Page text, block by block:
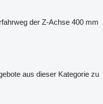
der Z-Achse 400 mm
aus dieser Kategorie zu